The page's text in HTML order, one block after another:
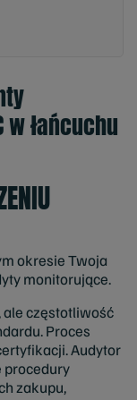
łańcuchu
okresie Twoja
monitorujące.
ale częstotliwość
Proces
Audytor
procedury
zakupu,